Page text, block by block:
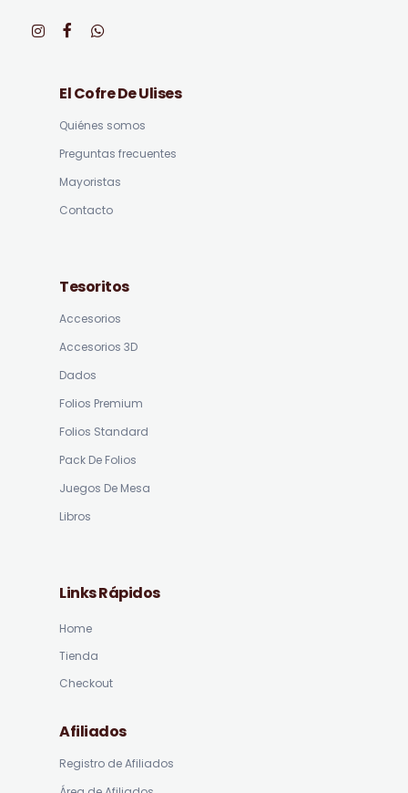
El Cofre De Ulises
Quiénes somos
Preguntas frecuentes
Mayoristas
Contacto
Tesoritos
Accesorios
Accesorios 3D
Dados
Folios Premium
Folios Standard
Pack De Folios
Juegos De Mesa
Libros
Links Rápidos
Home
Tienda
Checkout
Afiliados
Registro de Afiliados